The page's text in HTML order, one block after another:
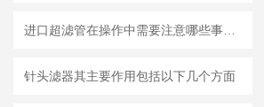
针头滤器其主要作用包括以下几个方面